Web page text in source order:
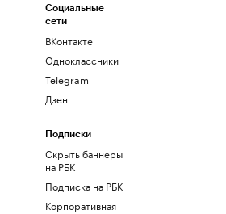
Социальные
сети
ВКонтакте
Одноклассники
Telegram
Дзен
Подписки
Скрыть баннеры
на РБК
Подписка на РБК
Корпоративная